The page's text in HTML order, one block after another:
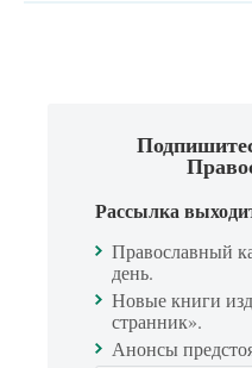
Рассылка
Православный
день.
Новые книги
странник».
Анонсы